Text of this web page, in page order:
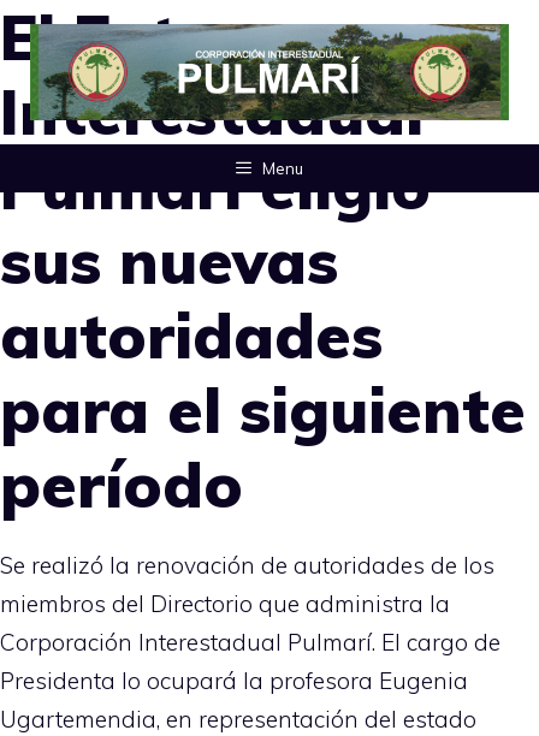
Saltar
al
contenido
Menu
El Ente
Interestadual
Pulmarí eligió
sus nuevas
autoridades
para el siguiente
período
Se realizó la renovación de autoridades de los
miembros del Directorio que administra la
Corporación Interestadual Pulmarí. El cargo de
Presidenta lo ocupará la profesora Eugenia
Ugartemendia, en representación del estado